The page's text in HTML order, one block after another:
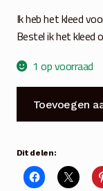
Ik heb het kleed
Bestel ik het kleed
1 op voorraad
vloer-
wandkleed
rond
240
Toevoegen
Dit delen: